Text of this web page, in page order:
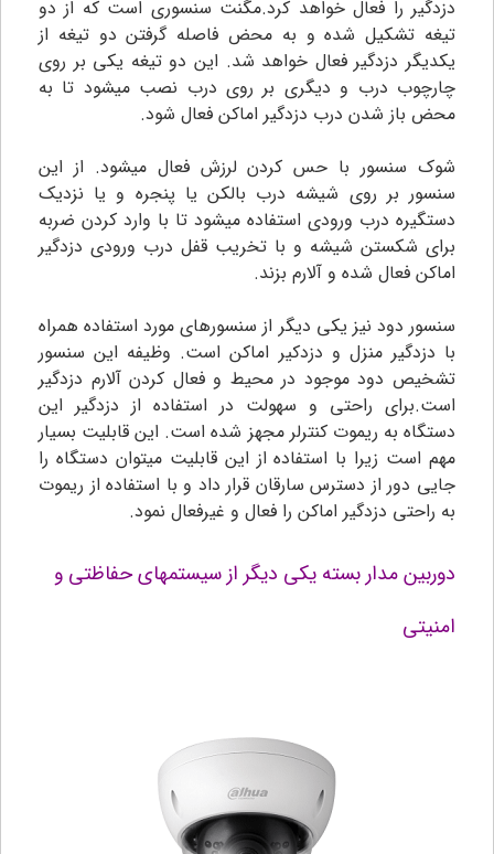
دزدگیر را فعال خواهد کرد.مگنت سنسوری است که از دو
تیغه تشکیل شده و به محض فاصله گرفتن دو تیغه از
یکدیگر دزدگیر فعال خواهد شد. این دو تیغه یکی بر روی
چارچوب درب و دیگری بر روی درب نصب میشود تا به
محض باز شدن درب دزدگیر اماکن فعال شود.
شوک سنسور با حس کردن لرزش فعال میشود. از این
سنسور بر روی شیشه درب بالکن یا پنجره و یا نزدیک
دستگیره درب ورودی استفاده میشود تا با وارد کردن ضربه
برای شکستن شیشه و با تخریب قفل درب ورودی دزدگیر
اماکن فعال شده و آلارم بزند.
سنسور دود نیز یکی دیگر از سنسورهای مورد استفاده همراه
با دزدگیر منزل و دزدکیر اماکن است. وظیفه این سنسور
تشخیص دود موجود در محیط و فعال کردن آلارم دزدگیر
است.برای راحتی و سهولت در استفاده از دزدگیر این
دستگاه به ریموت کنترلر مجهز شده است. این قابلیت بسیار
مهم است زیرا با استفاده از این قابلیت میتوان دستگاه را
جایی دور از دسترس سارقان قرار داد و با استفاده از ریموت
به راحتی دزدگیر اماکن را فعال و غیرفعال نمود.
دوربین مدار بسته یکی دیگر از سیستمهای حفاظتی و
امنیتی